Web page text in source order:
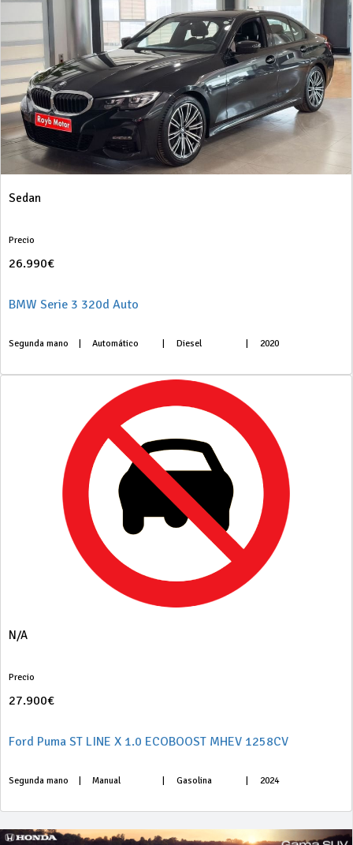
Sedan
Precio
26.990€
BMW Serie 3 320d Auto
Segunda mano Automático Diesel 2020
N/A
Precio
27.900€
Ford Puma ST LINE X 1.0 ECOBOOST MHEV 1258CV
Segunda mano Manual Gasolina 2024